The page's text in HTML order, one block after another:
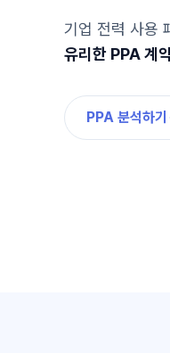
기업 전력 사용
유리한 PPA 계
PPA 분석하기